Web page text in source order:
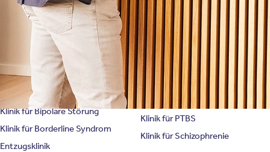
Spezialisierte Kliniken
Klinik für Depression
Klinik für Burnout
Klinik für Angststörung
Klinik für Zwangsstörung
Klinik für Persönlichkeitsstörung
Klinik für Bipolare Störung
Klinik für Borderline Syndrom
Entzugsklinik
Suchtklinik
Klinik für Anorexie
Klinik für Erschöpfung
Klinik für Essstörung
Klinik für Mediensucht
Klinik für Psychose
Klinik für PTBS
Klinik für Schizophrenie